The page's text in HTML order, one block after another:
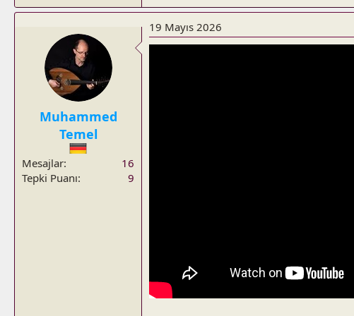
a
c
t
Muhammed
Temel
Mesajlar
16
Tepki Puanı
9
19 Mayıs 2026